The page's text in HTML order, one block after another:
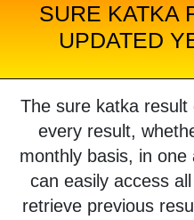
SURE KATKA
UPDATED
The sure katka
every result,
monthly basis, in
can easily access
retrieve previous